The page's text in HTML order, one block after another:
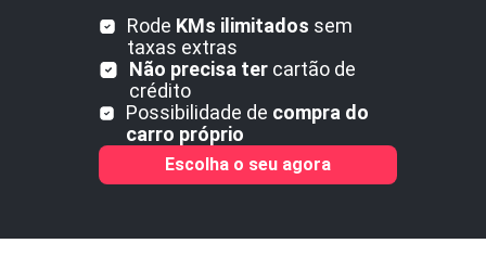
Rode KMs ilimitados sem
taxas extras
Não precisa ter cartão de
crédito
Possibilidade de compra do
carro próprio
Escolha o seu agora